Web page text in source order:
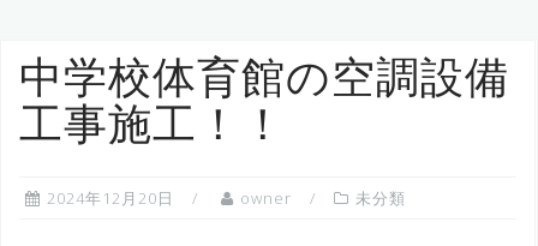
中学校体育館の空調設備
工事施工！！
2024年12月20日 owner 未分類